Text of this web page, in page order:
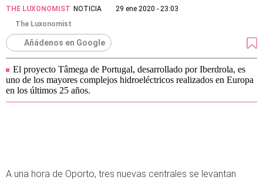
THE LUXONOMIST NOTICIA
29 ene 2020 - 23:03
The Luxonomist
Añádenos en Google
El proyecto Tâmega de Portugal, desarrollado por Iberdrola, es
uno de los mayores complejos hidroeléctricos realizados en Europa
en los últimos 25 años.
A una hora de Oporto, tres nuevas centrales se levantan